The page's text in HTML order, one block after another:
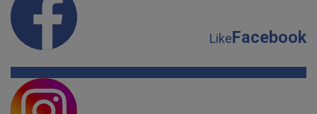
LikeFacebook